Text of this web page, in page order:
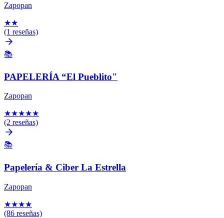
Zapopan
★★
(1 reseñas)
📚
PAPELERÍA “El Pueblito"
Zapopan
★★★★★
(2 reseñas)
📚
Papelería & Ciber La Estrella
Zapopan
★★★★
(86 reseñas)